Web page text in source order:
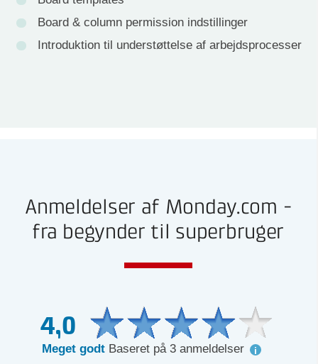
Board & column permission indstillinger
Introduktion til understøttelse af arbejdsprocesser
Anmeldelser af Monday.com -
fra begynder til superbruger
4,0
Meget godt Baseret på 3 anmeldelser